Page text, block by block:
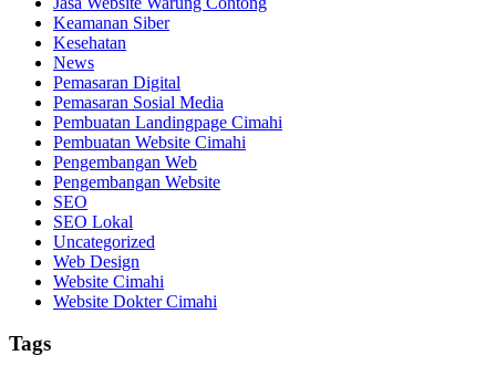
Keamanan Siber
Kesehatan
News
Pemasaran Digital
Pemasaran Sosial Media
Pembuatan Landingpage Cimahi
Pembuatan Website Cimahi
Pengembangan Web
Pengembangan Website
SEO
SEO Lokal
Uncategorized
Web Design
Website Cimahi
Website Dokter Cimahi
Tags